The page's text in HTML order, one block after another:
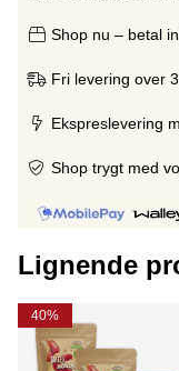
Shop nu – betal
Fri levering over
Ekspreslevering
Shop trygt med
Lignende
40%